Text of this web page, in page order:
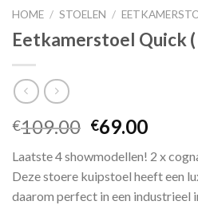
HOME / STOELEN /
Eetkamerstoel Quick (
€109.00
was:
€109.00.
€69.00
is:
Laatste 4 showmodellen! 2 x
Deze stoere kuipstoel heeft een
daarom perfect in een industrieel